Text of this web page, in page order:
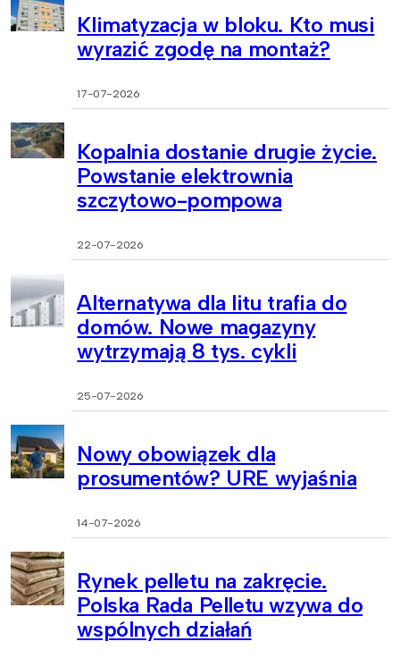
Klimatyzacja w bloku. Kto musi
wyrazić zgodę na montaż?
17-07-2026
Kopalnia dostanie drugie życie.
Powstanie elektrownia
szczytowo-pompowa
22-07-2026
Alternatywa dla litu trafia do
domów. Nowe magazyny
wytrzymają 8 tys. cykli
25-07-2026
Nowy obowiązek dla
prosumentów? URE wyjaśnia
14-07-2026
Rynek pelletu na zakręcie.
Polska Rada Pelletu wzywa do
wspólnych działań